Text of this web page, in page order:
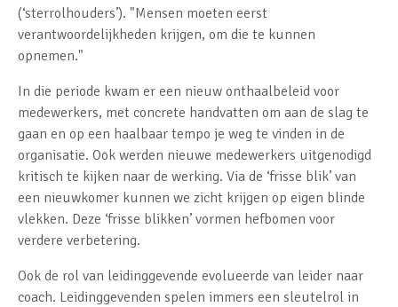
(‘sterrolhouders’). "Mensen moeten eerst
verantwoordelijkheden krijgen, om die te kunnen
opnemen."
In die periode kwam er een nieuw onthaalbeleid voor
medewerkers, met concrete handvatten om aan de slag te
gaan en op een haalbaar tempo je weg te vinden in de
organisatie. Ook werden nieuwe medewerkers uitgenodigd
kritisch te kijken naar de werking. Via de ‘frisse blik’ van
een nieuwkomer kunnen we zicht krijgen op eigen blinde
vlekken. Deze ‘frisse blikken’ vormen hefbomen voor
verdere verbetering.
Ook de rol van leidinggevende evolueerde van leider naar
coach. Leidinggevenden spelen immers een sleutelrol in